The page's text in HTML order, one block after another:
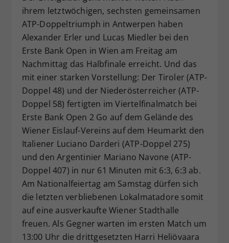
ihrem letztwöchigen, sechsten gemeinsamen
ATP-Doppeltriumph in Antwerpen haben
Alexander Erler und Lucas Miedler bei den
Erste Bank Open in Wien am Freitag am
Nachmittag das Halbfinale erreicht. Und das
mit einer starken Vorstellung: Der Tiroler (ATP-
Doppel 48) und der Niederösterreicher (ATP-
Doppel 58) fertigten im Viertelfinalmatch bei
Erste Bank Open 2 Go auf dem Gelände des
Wiener Eislauf-Vereins auf dem Heumarkt den
Italiener Luciano Darderi (ATP-Doppel 275)
und den Argentinier Mariano Navone (ATP-
Doppel 407) in nur 61 Minuten mit 6:3, 6:3 ab.
Am Nationalfeiertag am Samstag dürfen sich
die letzten verbliebenen Lokalmatadore somit
auf eine ausverkaufte Wiener Stadthalle
freuen. Als Gegner warten im ersten Match um
13:00 Uhr die drittgesetzten Harri Heliövaara
Zweck
Dieser Wert speichert Ihre Consent-
Einstellungen. Unter anderem eine
zufällig generierte ID, für die
historische Speicherung Ihrer
vorgenommen Einstellungen, falls der
Webseiten-Betreiber dies eingestellt
hat.